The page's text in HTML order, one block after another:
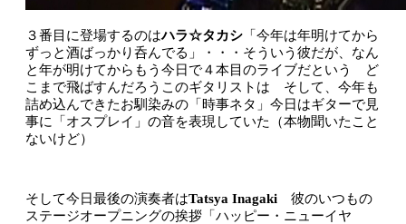
３番目に登場するのはハラ☆タカシ 「今年は年明けてから
ずっと酒ばっかり呑んでる」・・・そういう彼だが、なん
と年が明けてからもう今日で４本目のライブだという ど
こまで飛ばすんだろうこのギタリストは そして、今年も
詰め込んできたお馴染みの「時事ネタ」今日はギターで見
事に「オスプレイ」の音を表現していた（本物聞いたこと
ないけど）
そして今日最後の演奏者はTatsya Inagaki 彼のいつもの
ステージオープニングの挨拶「ハッピー・ニューイヤ